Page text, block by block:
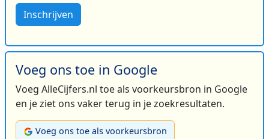
Inschrijven
Voeg ons toe in Google
Voeg AlleCijfers.nl toe als voorkeursbron in Google
en je ziet ons vaker terug in je zoekresultaten.
Voeg ons toe als voorkeursbron